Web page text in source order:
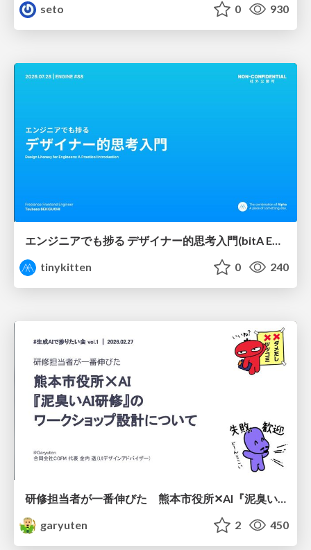
seto
0 930
エンジニアでも捗る デザイナー的思考入門(bitA Edit 新ver)
tinykitten
0 240
研修担当者が一番伸びた 熊本市役所✕AI『泥臭いAI研修』のワークショップ設計について
garyuten
2 450